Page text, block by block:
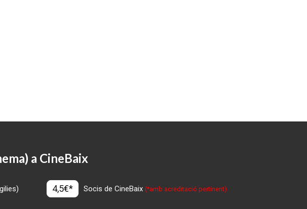
a CineBaix
4,5€* Socis de CineBaix(*amb acreditació pertinent)